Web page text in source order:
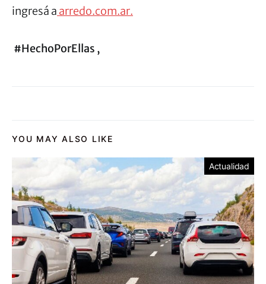
ingresá a arredo.com.ar.
#HechoPorEllas ,
YOU MAY ALSO LIKE
Actualidad